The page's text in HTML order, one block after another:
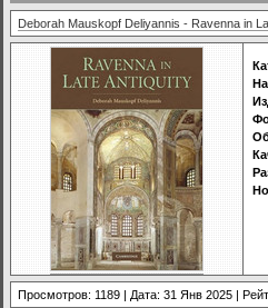
Deborah Mauskopf Deliyannis - Ravenna in
Просмотров: 1189 | Дата: 31 Янв 2025 |